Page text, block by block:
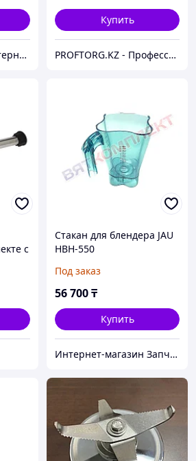
Maestro extra — интернет-магазин запчастей для крупной и мелкой бытовой техники в Алматы
Купить
PROFTORG.KZ - Профессиональная и бытовая техника
с
Стакан для блендера JAU
HBH-550
Под заказ
56 700₸
Купить
Интернет-магазин Запчастей для бытовой техники RemZap